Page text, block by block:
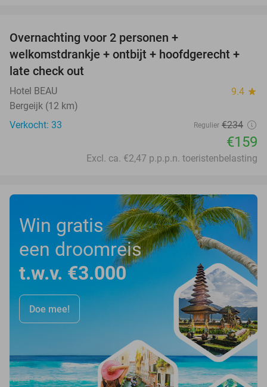
Overnachting voor 2 personen +
welkomstdrankje + ontbijt + hoofdgerecht +
late check out
Hotel BEAU 9.4 star
Bergeijk (12 km)
Verkocht: 33
Regulier €234
€159
Excl. ca. €2,47 p.p.p.n. toeristenbelasting
Win gratis
een droomreis
t.w.v. €3.000
Doe mee!